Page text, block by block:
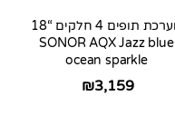
מערכת תופים 4 חלקים “18
SONOR AQX Jazz blue
ocean sparkle
₪3,159